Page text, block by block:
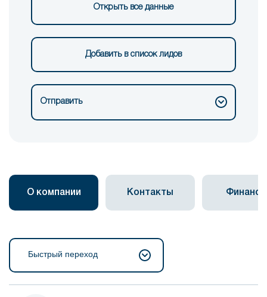
Открыть все данные
Добавить в список лидов
Отправить
О компании Контакты Финансы
Быстрый переход